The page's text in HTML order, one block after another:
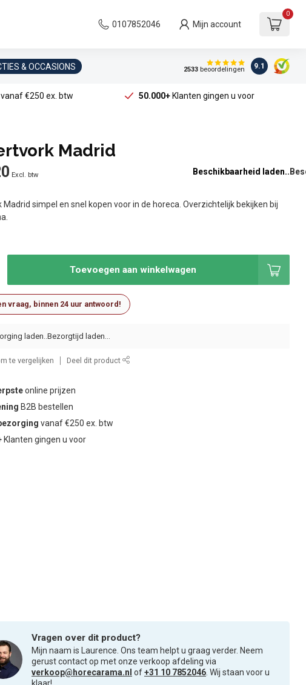
0107852046 Mijn account
0
& OCCASIONS 2533beoordelingen 9.1
vanaf €250 ex. btw 50.000+Klanten gingen u voor
Madrid
Excl. btw Beschikbaarheid laden..
Madrid simpel en snel kopen voor in de horeca. Overzichtelijk bekijken bij
Toevoegen aan winkelwagen
vraag, binnen 24 uur antwoord!
laden..
te vergelijken Deel dit product
online prijzen
B2B bestellen
vanaf €250 ex. btw
Klanten gingen u voor
Vragen over dit product?
Mijn naam is Laurence. Ons team helpt u graag verder. Neem
gerust contact op met onze verkoop afdeling via
verkoop@horecarama.nl of+31 10 7852046 . Wij staan voor u